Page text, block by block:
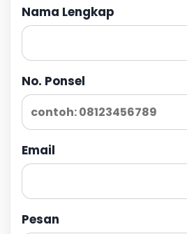
Nama Lengkap
No. Ponsel
Email
Pesan